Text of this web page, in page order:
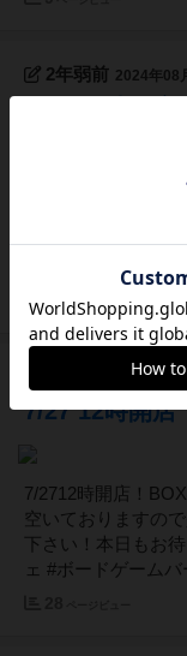
2年弱前 2024年08
8/1812時開店13時
涼しくしてお待ち
本日もお待ちして
ゲームバー#ボー
10 ページビュー
2024年
7/27 12時開店
7/2712時開店！
空いておりますの
下さい！本日もお
ェ #ボードゲーム